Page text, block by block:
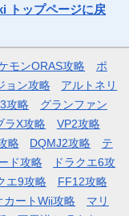
トップページに戻
モンORAS攻略
ポ
ョン攻略
アルトネリ
攻略
グランファン
ラX攻略
VP2攻略
略 DQMJ2攻略
テ
ド攻略
ドラクエ6攻
エ9攻略
FF12攻略
カートWii攻略
マリ